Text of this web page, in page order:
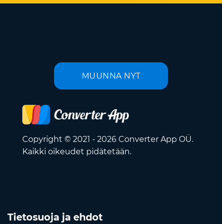
MUUNNA NYT
Copyright © 2021 - 2026 Converter App OÜ.
Kaikki oikeudet pidätetään.
Tietosuoja ja ehdot